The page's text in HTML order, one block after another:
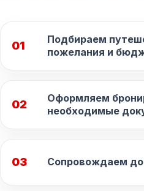
01
Подбираем
пожелания и
02
Оформляем
необходимые
03 Сопровождаем